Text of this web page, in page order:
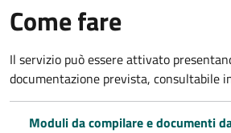
Come fare
Il servizio può essere attivato
documentazione prevista, consultabile
Moduli da compilare e documenti